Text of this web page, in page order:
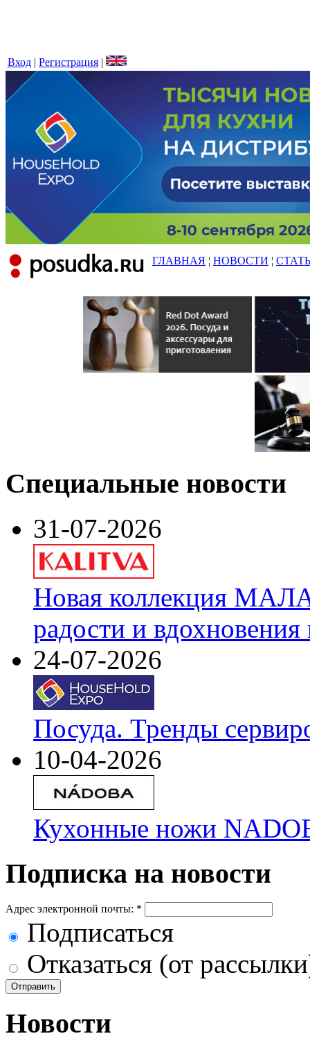
Вход | Регистрация |
ГЛАВНАЯ ¦ НОВОСТИ ¦
Специальные новости
31-07-2026
Новая коллекция
радости и
24-07-2026
Посуда. Тренды
10-04-2026
Кухонные ножи
Подписка на новости
Адрес электронной почты: *
Подписаться
Отказаться (от
Новости